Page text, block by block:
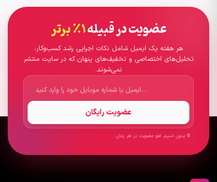
عضویت در قبیله۱٪ برتر
هر هفته یک ایمیل شامل نکات اجرایی رشد کسب‌وکار،
تحلیل‌های اختصاصی و تخفیف‌های پنهان که در سایت منتشر
نمی‌شوند.
عضویت رایگان
🔒 بدون اسپم. لغو عضویت در هر زمان.